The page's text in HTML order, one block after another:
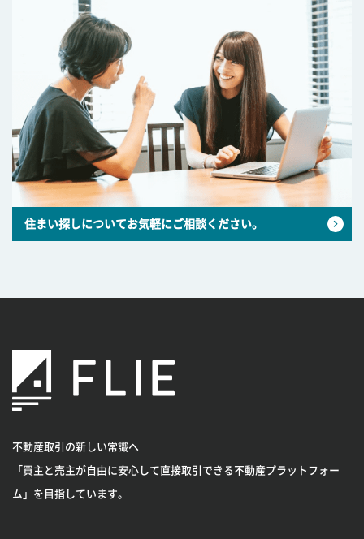
住まい探しについてお気軽にご相談ください。
不動産取引の新しい常識へ
「買主と売主が自由に安心して直接取引できる不動産プラットフォー
ム」を目指しています。